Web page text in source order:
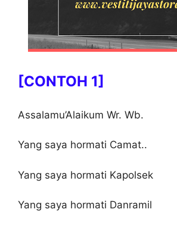
[CONTOH 1]
Assalamu’Alaikum Wr. Wb.
Yang saya hormati Camat..
Yang saya hormati Kapolsek
Yang saya hormati Danramil